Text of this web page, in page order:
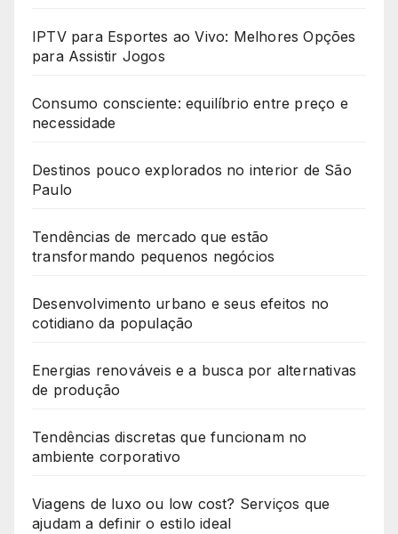
IPTV para Esportes ao Vivo: Melhores Opções
para Assistir Jogos
Consumo consciente: equilíbrio entre preço e
necessidade
Destinos pouco explorados no interior de São
Paulo
Tendências de mercado que estão
transformando pequenos negócios
Desenvolvimento urbano e seus efeitos no
cotidiano da população
Energias renováveis e a busca por alternativas
de produção
Tendências discretas que funcionam no
ambiente corporativo
Viagens de luxo ou low cost? Serviços que
ajudam a definir o estilo ideal